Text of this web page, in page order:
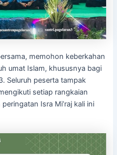
memohon keberkahan
umat Islam, khususnya bagi
Seluruh peserta tampak
setiap rangkaian
Isra Mi’raj kali ini